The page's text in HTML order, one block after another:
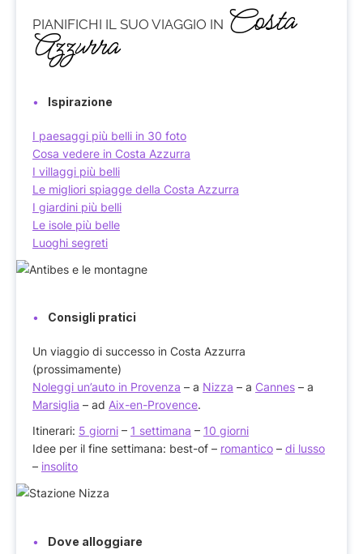
PIANIFICHI IL SUO VIAGGIO IN Costa
Azzurra
Ispirazione
I paesaggi più belli in 30 foto
Cosa vedere in Costa Azzurra
I villaggi più belli
Le migliori spiagge della Costa Azzurra
I giardini più belli
Le isole più belle
Luoghi segreti
Consigli pratici
Un viaggio di successo in Costa Azzurra
(prossimamente)
Noleggi un’auto in Provenza – a Nizza – a Cannes – a
Marsiglia – ad Aix-en-Provence.
Itinerari: 5 giorni – 1 settimana – 10 giorni
Idee per il fine settimana: best-of – romantico – di lusso
– insolito
Dove alloggiare